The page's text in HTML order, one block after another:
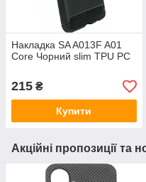
Накладка SA A013F A01
Core Чорний slim TPU PC
215 ₴
Купити
Акційні пропозиції та